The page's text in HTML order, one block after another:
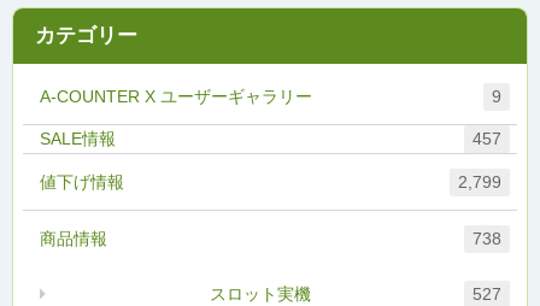
カテゴリー
A-COUNTER X ユーザーギャラリー 9
457
値下げ情報 2,799
商品情報 738
スロット実機 527